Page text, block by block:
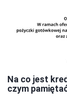
Na co jest
czym